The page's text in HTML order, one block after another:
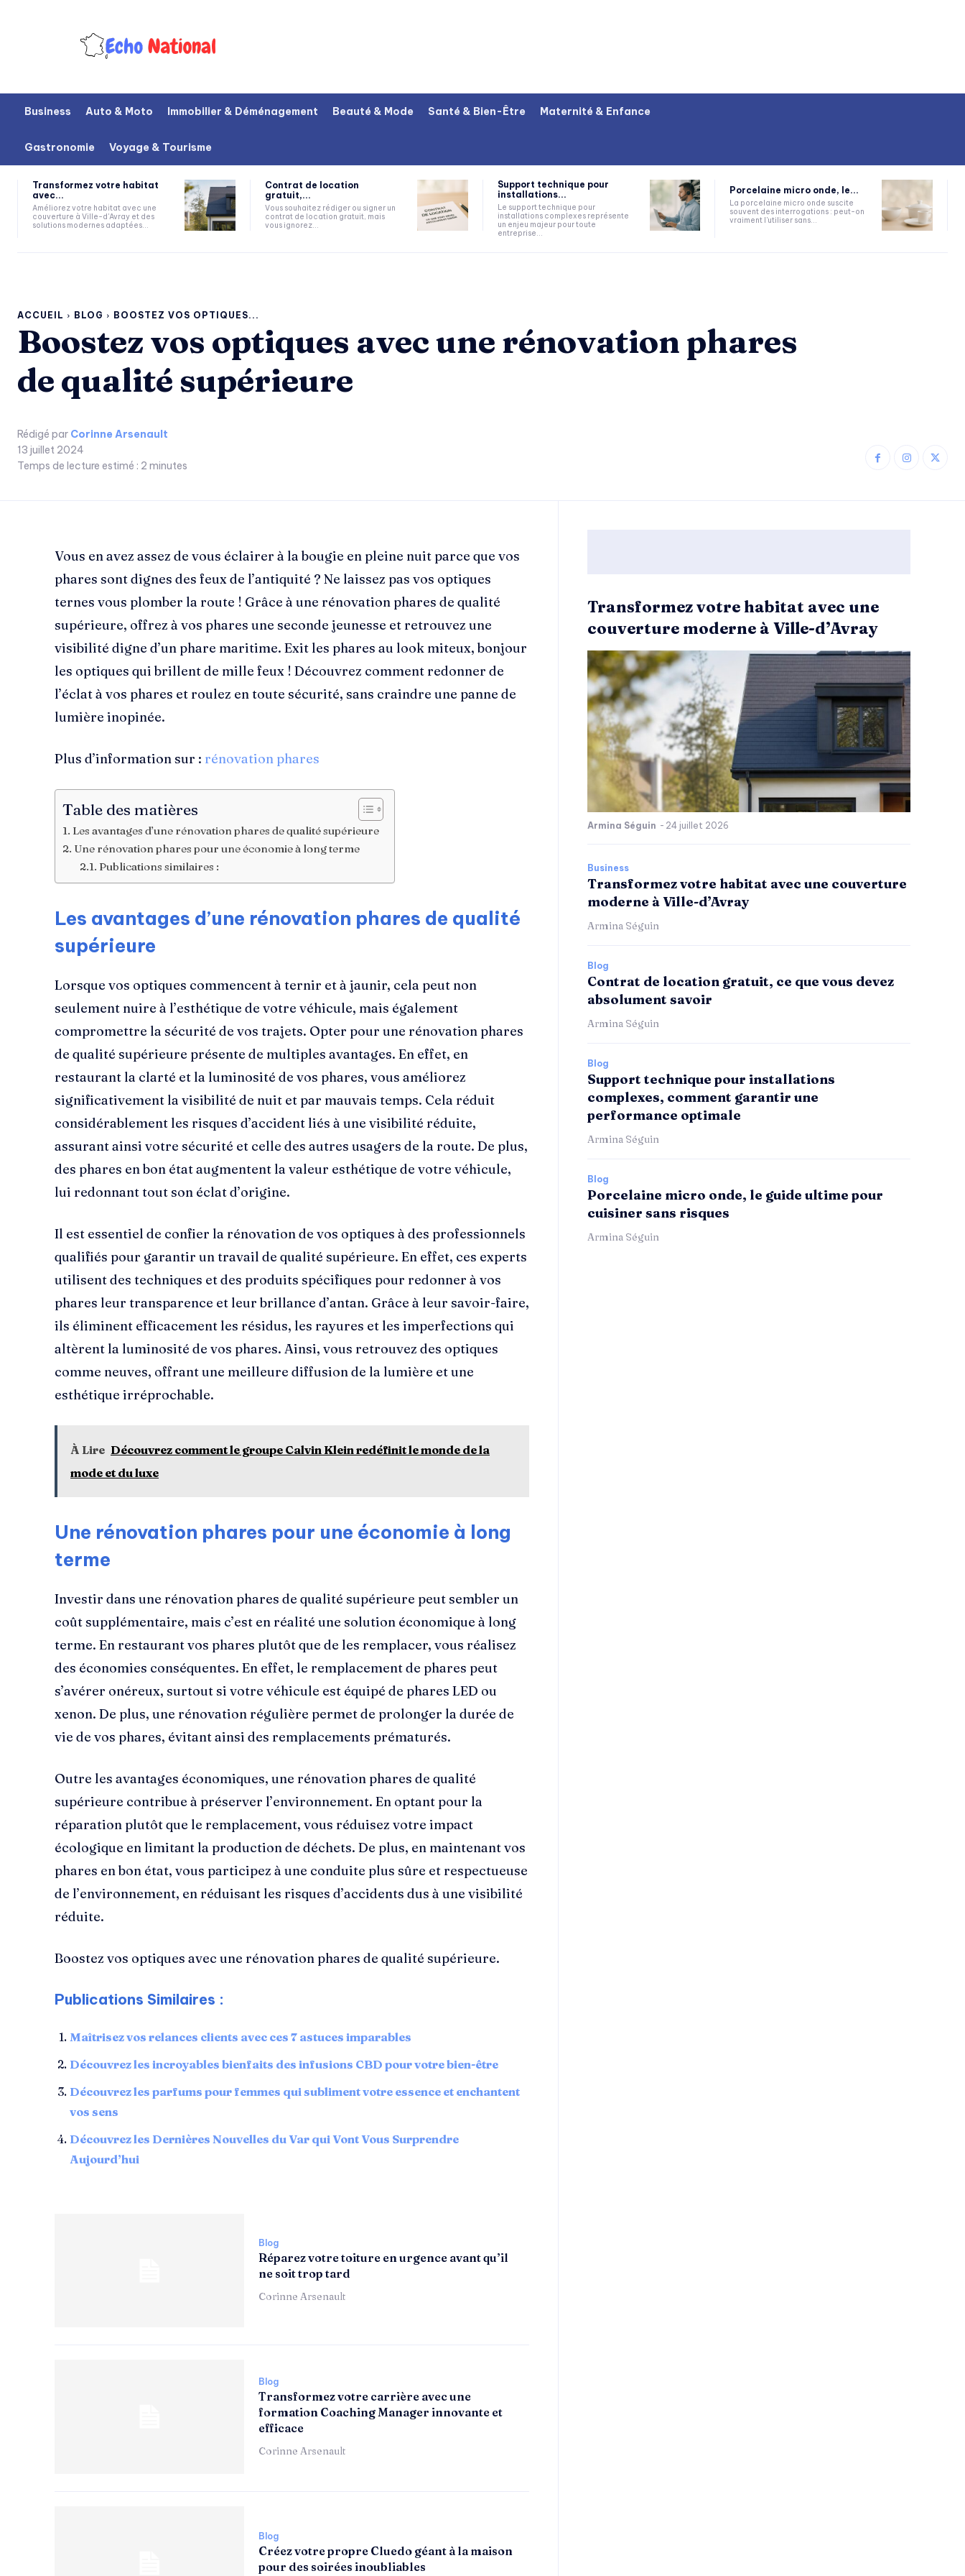
Business Auto & Moto Immobilier & Déménagement Beauté & Mode Santé & Bien-Être Maternité & Enfance
Gastronomie Voyage & Tourisme
Transformez votre habitat
avec...
Améliorez votre habitat avec une
couverture à Ville-d'Avray et des
solutions modernes adaptées...
Contrat de location
gratuit,...
Vous souhaitez rédiger ou signer un
contrat de location gratuit, mais
vous ignorez...
Support technique pour
installations...
Le support technique pour
installations complexes représente
un enjeu majeur pour toute
entreprise...
Porcelaine micro onde, le...
La porcelaine micro onde suscite
souvent des interrogations : peut-on
vraiment l'utiliser sans...
ACCUEIL BLOG BOOSTEZ VOS OPTIQUES...
Boostez vos optiques avec une rénovation phares
de qualité supérieure
Rédigé par Corinne Arsenault
13 juillet 2024
Temps de lecture estimé : 2 minutes
Vous en avez assez de vous éclairer à la bougie en pleine nuit parce que vos
phares sont dignes des feux de l’antiquité ? Ne laissez pas vos optiques
ternes vous plomber la route ! Grâce à une rénovation phares de qualité
supérieure, offrez à vos phares une seconde jeunesse et retrouvez une
visibilité digne d’un phare maritime. Exit les phares au look miteux, bonjour
les optiques qui brillent de mille feux ! Découvrez comment redonner de
l’éclat à vos phares et roulez en toute sécurité, sans craindre une panne de
lumière inopinée.
Plus d’information sur : rénovation phares
Table des matières
Les avantages d’une rénovation phares de qualité supérieure
Une rénovation phares pour une économie à long terme
Publications similaires :
Les avantages d’une rénovation phares de qualité
supérieure
Lorsque vos optiques commencent à ternir et à jaunir, cela peut non
seulement nuire à l’esthétique de votre véhicule, mais également
compromettre la sécurité de vos trajets. Opter pour une rénovation phares
de qualité supérieure présente de multiples avantages. En effet, en
restaurant la clarté et la luminosité de vos phares, vous améliorez
significativement la visibilité de nuit et par mauvais temps. Cela réduit
considérablement les risques d’accident liés à une visibilité réduite,
assurant ainsi votre sécurité et celle des autres usagers de la route. De plus,
des phares en bon état augmentent la valeur esthétique de votre véhicule,
lui redonnant tout son éclat d’origine.
Il est essentiel de confier la rénovation de vos optiques à des professionnels
qualifiés pour garantir un travail de qualité supérieure. En effet, ces experts
utilisent des techniques et des produits spécifiques pour redonner à vos
phares leur transparence et leur brillance d’antan. Grâce à leur savoir-faire,
ils éliminent efficacement les résidus, les rayures et les imperfections qui
altèrent la luminosité de vos phares. Ainsi, vous retrouvez des optiques
comme neuves, offrant une meilleure diffusion de la lumière et une
esthétique irréprochable.
À Lire Découvrez comment le groupe Calvin Klein redéfinit le monde de la
mode et du luxe
Une rénovation phares pour une économie à long
terme
Investir dans une rénovation phares de qualité supérieure peut sembler un
coût supplémentaire, mais c’est en réalité une solution économique à long
terme. En restaurant vos phares plutôt que de les remplacer, vous réalisez
des économies conséquentes. En effet, le remplacement de phares peut
s’avérer onéreux, surtout si votre véhicule est équipé de phares LED ou
xenon. De plus, une rénovation régulière permet de prolonger la durée de
vie de vos phares, évitant ainsi des remplacements prématurés.
Outre les avantages économiques, une rénovation phares de qualité
supérieure contribue à préserver l’environnement. En optant pour la
réparation plutôt que le remplacement, vous réduisez votre impact
écologique en limitant la production de déchets. De plus, en maintenant vos
phares en bon état, vous participez à une conduite plus sûre et respectueuse
de l’environnement, en réduisant les risques d’accidents dus à une visibilité
réduite.
Boostez vos optiques avec une rénovation phares de qualité supérieure.
Publications Similaires :
Maîtrisez vos relances clients avec ces 7 astuces imparables
Découvrez les incroyables bienfaits des infusions CBD pour votre bien-être
Découvrez les parfums pour femmes qui subliment votre essence et enchantent
vos sens
Découvrez les Dernières Nouvelles du Var qui Vont Vous Surprendre
Aujourd’hui
Blog
Réparez votre toiture en urgence avant qu’il
ne soit trop tard
Corinne Arsenault
Blog
Transformez votre carrière avec une
formation Coaching Manager innovante et
efficace
Corinne Arsenault
Blog
Créez votre propre Cluedo géant à la maison
pour des soirées inoubliables
Transformez votre habitat avec une
couverture moderne à Ville-d’Avray
Armina Séguin - 24 juillet 2026
Business
Transformez votre habitat avec une couverture
moderne à Ville-d’Avray
Armina Séguin
Blog
Contrat de location gratuit, ce que vous devez
absolument savoir
Armina Séguin
Blog
Support technique pour installations
complexes, comment garantir une
performance optimale
Armina Séguin
Blog
Porcelaine micro onde, le guide ultime pour
cuisiner sans risques
Armina Séguin